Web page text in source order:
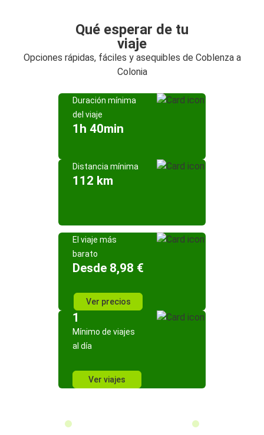
Qué esperar de tu
viaje
Opciones rápidas, fáciles y asequibles de Coblenza a
Colonia
Duración mínima
del viaje
1h 40min
Distancia mínima
112 km
El viaje más
barato
Desde 8,98 €
Ver precios
1
Mínimo de viajes
al día
Ver viajes